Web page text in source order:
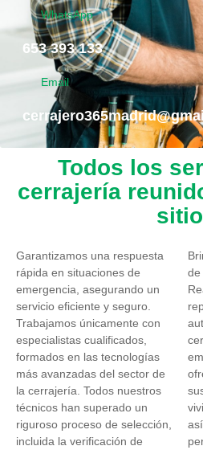
WhatsApp
653 393 133
Email
Todos los
cerrajería
sitio
Garantizamos una respuesta
rápida en situaciones de
emergencia, asegurando un
servicio eficiente y seguro.
Trabajamos únicamente con
especialistas cualificados,
formados en las tecnologías
más avanzadas del sector de
la cerrajería. Todos nuestros
técnicos han superado un
riguroso proceso de selección,
incluida la verificación de
de